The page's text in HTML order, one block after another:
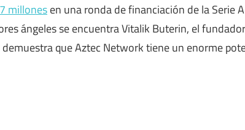
millonesen una ronda de financiación de la Serie A
ángeles se encuentra Vitalik Buterin, el
que Aztec Network tiene un enorme